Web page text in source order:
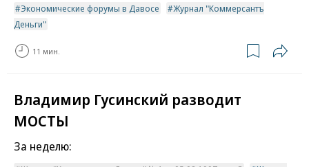
Экономические форумы в Давосе
Журнал "Коммерсантъ
Деньги"
11 мин.
Владимир Гусинский разводит
МОСТЫ
За неделю: